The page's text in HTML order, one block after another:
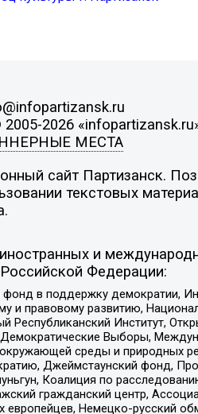
2026
МЕСТА
сайт Партизанск.
текстовых
и
Федерации:
в поддержку демократии,
и правовому развитию,
Республиканский Институт,
Выборы,
среды и природных
Джеймстаунский фонд,
Коалиция по
гражданский центр,
европейцев, Немецко-русский